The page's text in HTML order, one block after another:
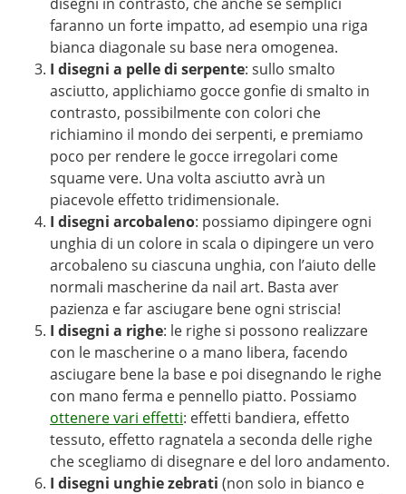
faranno un forte impatto, ad esempio una riga
bianca diagonale su base nera omogenea.
I disegni a pelle di serpente: sullo smalto
asciutto, applichiamo gocce gonfie di smalto in
contrasto, possibilmente con colori che
richiamino il mondo dei serpenti, e premiamo
poco per rendere le gocce irregolari come
squame vere. Una volta asciutto avrà un
piacevole effetto tridimensionale.
I disegni arcobaleno: possiamo dipingere ogni
unghia di un colore in scala o dipingere un vero
arcobaleno su ciascuna unghia, con l’aiuto delle
normali mascherine da nail art. Basta aver
pazienza e far asciugare bene ogni striscia!
I disegni a righe: le righe si possono realizzare
con le mascherine o a mano libera, facendo
asciugare bene la base e poi disegnando le righe
con mano ferma e pennello piatto. Possiamo
ottenere vari effetti: effetti bandiera, effetto
tessuto, effetto ragnatela a seconda delle righe
che scegliamo di disegnare e del loro andamento.
I disegni unghie zebrati (non solo in bianco e